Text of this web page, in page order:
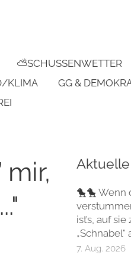
⛅SCHUSSENWETTER
KLIMA GG &
🐤🐤 Wenn
ist’s, auf
„Schnabel“
7. Aug. 2026
mir,